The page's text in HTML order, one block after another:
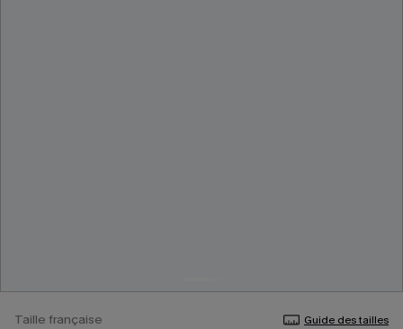
Taille française Guide des tailles